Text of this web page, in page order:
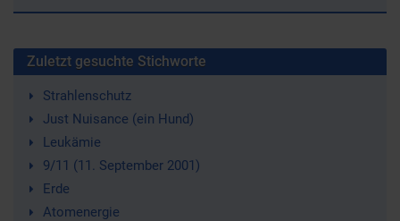
Zuletzt gesuchte Stichworte
Strahlenschutz
Just Nuisance (ein Hund)
Leukämie
9/11 (11. September 2001)
Erde
Atomenergie